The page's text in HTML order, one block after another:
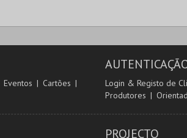
Eventos
Cartões
Login & Registo de
Produtores
PROJECTO